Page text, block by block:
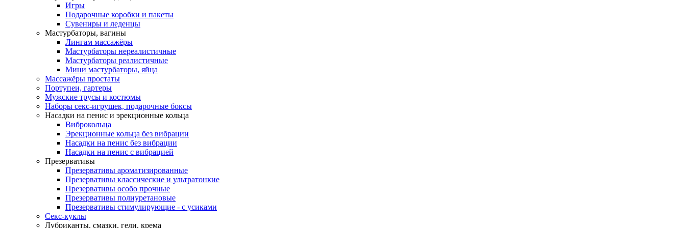
Игры
Подарочные коробки и пакеты
Сувениры и леденцы
Мастурбаторы, вагины
Лингам массажёры
Мастурбаторы нереалистичные
Мастурбаторы реалистичные
Мини мастурбаторы, яйца
Массажёры простаты
Портупеи, гартеры
Мужские трусы и костюмы
Наборы секс-игрушек, подарочные боксы
Насадки на пенис и эрекционные кольца
Виброкольца
Эрекционные кольца без вибрации
Насадки на пенис без вибрации
Насадки на пенис с вибрацией
Презервативы
Презервативы ароматизированные
Презервативы классические и ультратонкие
Презервативы особо прочные
Презервативы полиуретановые
Презервативы стимулирующие - с усиками
Секс-куклы
Лубриканты, смазки, гели, крема